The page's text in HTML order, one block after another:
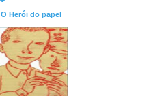
O Herói do papel